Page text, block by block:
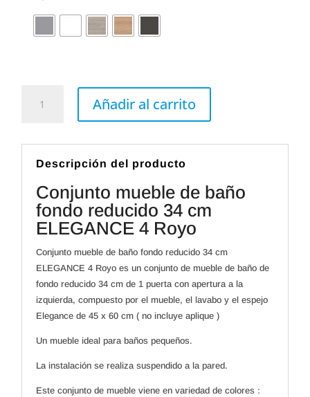
mueble
reducido
Royo
cantidad
Añadir al carrito
Descripción del producto
Conjunto mueble de baño
fondo reducido 34 cm
ELEGANCE 4 Royo
Conjunto mueble de baño fondo reducido 34 cm
ELEGANCE 4 Royo es un conjunto de mueble de baño de
fondo reducido 34 cm de 1 puerta con apertura a la
izquierda, compuesto por el mueble, el lavabo y el espejo
Elegance de 45 x 60 cm ( no incluye aplique )
Un mueble ideal para baños pequeños.
La instalación se realiza suspendido a la pared.
Este conjunto de mueble viene en variedad de colores :